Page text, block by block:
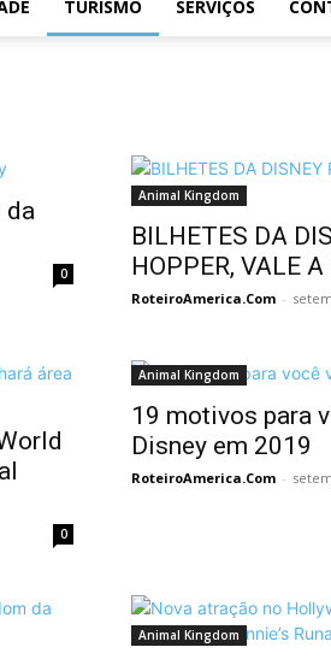
TURISMO SERVIÇOS
da
0
Animal Kingdom
BILHETES DA
HOPPER, VALE
RoteiroAmerica.Com -
0
Animal Kingdom
19 motivos para
Disney em 2019
RoteiroAmerica.Com -
Animal Kingdom